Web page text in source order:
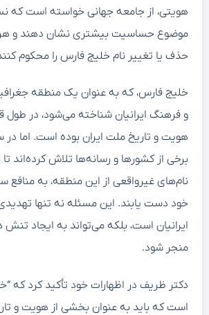
هویتی، از جامعه جهانی خواسته است که
موضوع حساسیت بیشتری نشان دهند و
حذف یا تغییر نام خلیج فارس را محکوم
خلیج فارس، که به عنوان یک منطقه
و فرهنگ ایرانیان شناخته می‌شود، در طول
هویت و تاریخ ملت ایران بوده است. اما در
برخی از کشورها و رسانه‌ها تلاش کرده‌اند تا
نام‌های غیرواقعی از این منطقه، به
خود دست یابند. این مسئله نه تنها
ایرانیان است، بلکه می‌تواند به ایجاد تنش
منجر شود.
دکتر ظریف در اظهارات خود تأکید کرد که
است که باید به عنوان بخشی از هویت و